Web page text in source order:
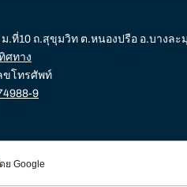
ม.ที่10 ถ.สุขุมวิท ต.หนองปรือ อ.บางละ
ศทาง
ขโทรศัพท์
9
ย Google